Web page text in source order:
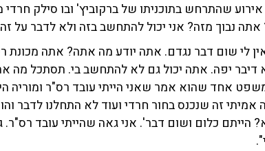
שהתרחש בתוכניתו של ברקוביץ' ובו סילק חרדי
נבוך מזה? אני יכול להתחשב בזה ולא לדבר על
לי שום דבר נגדם. אתה יודע מה אתה? אתה מכונת
דיבר יפה. אתה יכול גם לא להתחשב בי. תסתכל מה
אחד שהוא אמר שאני הייתי עובד רס"ר ומוריה
זה שנכנס בחור חרדי ועוד לא התחלנו לדבר
כלום ושום דבר'. אני גאה שהייתי עובד רס"ר.